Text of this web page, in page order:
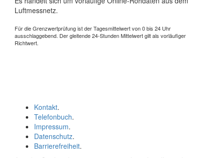
Luftmessnetz.
Für die Grenzwertprüfung ist der Tagesmittelwert von 0 bis 24 Uhr
ausschlaggebend. Der gleitende 24-Stunden Mittelwert gilt als vorläufiger
Richtwert.
Kontakt.
Telefonbuch.
Impressum.
Datenschutz.
Barrierefreiheit.